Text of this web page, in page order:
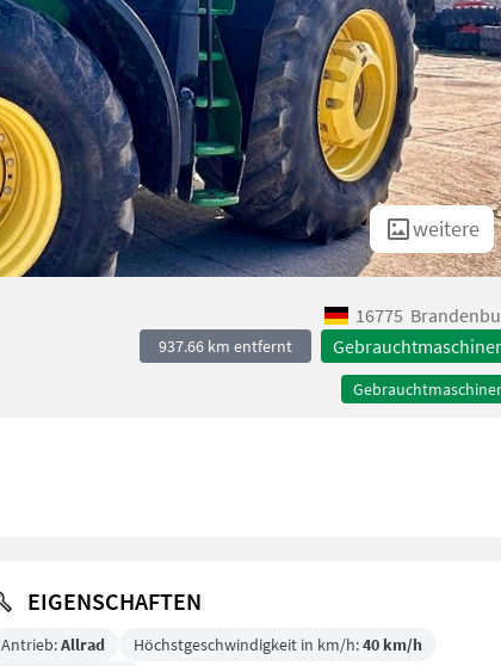
weitere
16775
937.66 km entfernt
EIGENSCHAFTEN
Antrieb:Allrad Höchstgeschwindigkeit in km/h:40 km/h